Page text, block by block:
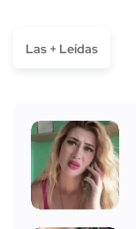
Las + Leídas